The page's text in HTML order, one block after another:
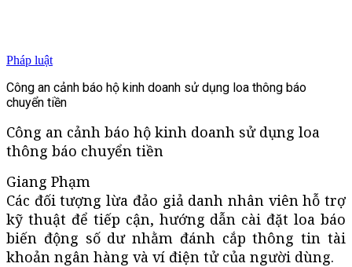
Pháp luật
Công an cảnh báo hộ kinh doanh sử dụng loa thông báo
chuyển tiền
Công an cảnh báo hộ kinh doanh sử dụng loa
thông báo chuyển tiền
Giang Phạm
Các đối tượng lừa đảo giả danh nhân viên hỗ trợ
kỹ thuật để tiếp cận, hướng dẫn cài đặt loa báo
biến động số dư nhằm đánh cắp thông tin tài
khoản ngân hàng và ví điện tử của người dùng.